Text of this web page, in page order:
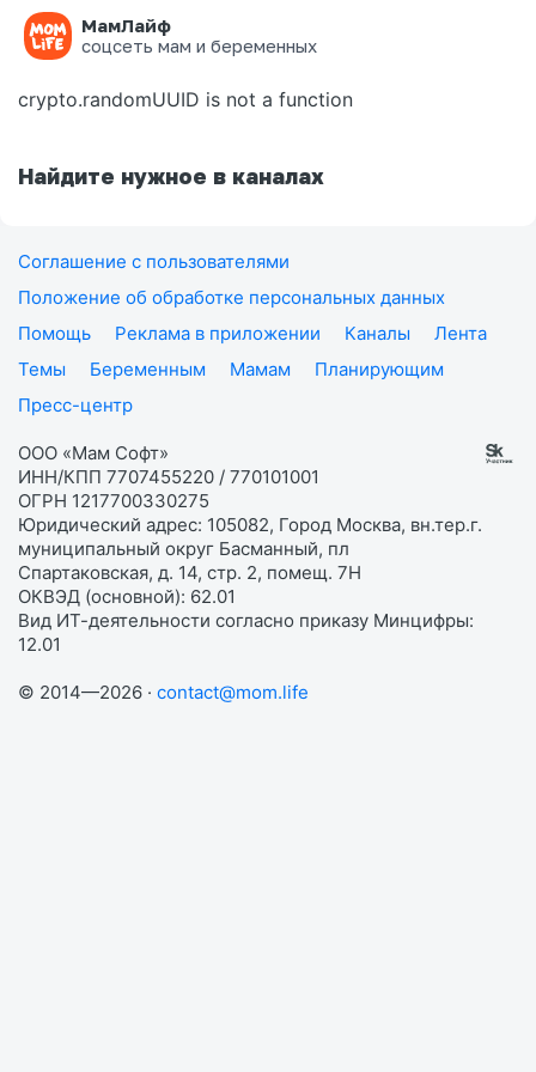
МамЛайф
соцсеть мам и беременных
Ошибка на странице
crypto.randomUUID is not a function
Найдите нужное в каналах
Соглашение с пользователями
Положение об обработке персональных данных
Помощь
Реклама в приложении Каналы
Лента
Темы
Беременным Мамам
Планирующим
Пресс-центр
ООО «Мам Софт»
ИНН/КПП 7707455220 / 770101001
ОГРН 1217700330275
Юридический адрес: 105082, Город Москва, вн.тер.г.
муниципальный округ Басманный, пл
Спартаковская, д. 14, стр. 2, помещ. 7Н
ОКВЭД (основной): 62.01
Вид ИТ-деятельности согласно приказу Минцифры:
12.01
© 2014—2026 · contact@mom.life